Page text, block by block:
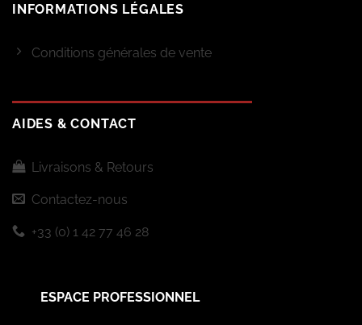
INFORMATIONS LÉGALES
Conditions générales de vente
AIDES & CONTACT
Livraisons & Retours
Contactez-nous
+33 (0) 1 42 77 46 28
ESPACE PROFESSIONNEL